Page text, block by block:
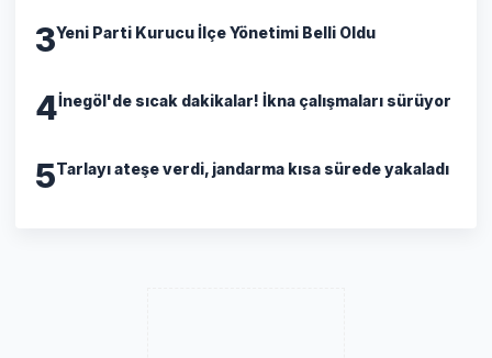
3Yeni Parti Kurucu İlçe Yönetimi Belli Oldu
4İnegöl'de sıcak dakikalar! İkna çalışmaları sürüyor
5Tarlayı ateşe verdi, jandarma kısa sürede yakaladı